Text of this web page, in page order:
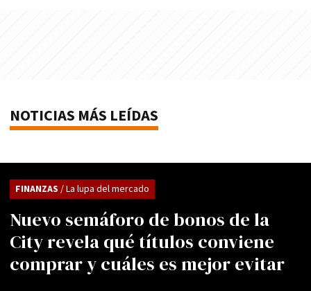
NOTICIAS MÁS LEÍDAS
Nuevo semáforo de bonos de la
City revela qué títulos conviene
comprar y cuáles es mejor evitar
FINANZAS / La lupa del mercado